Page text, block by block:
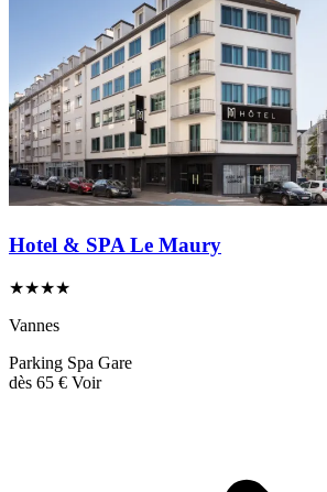
Hotel & SPA Le Maury
★★★★
Vannes
Parking Spa Gare
dès 65 € Voir